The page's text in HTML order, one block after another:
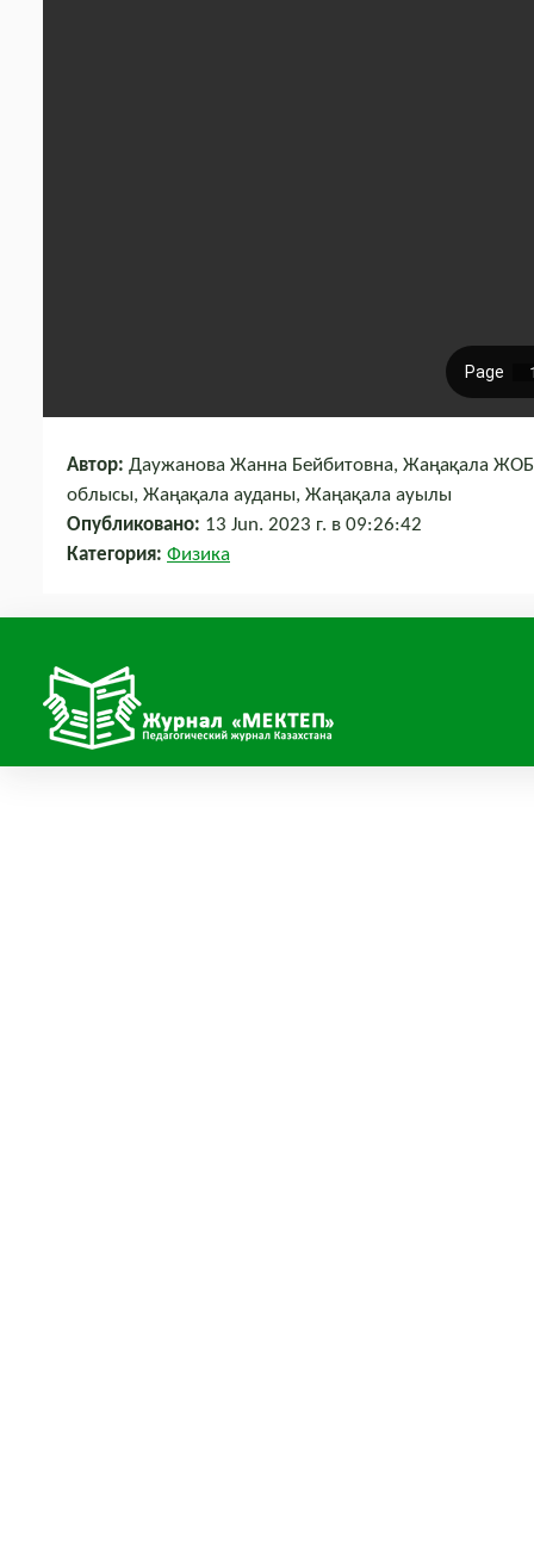
Автор: Даужанова Жанна Бейбитовна, Жаңақала
облысы, Жаңақала ауданы, Жаңақала ауылы
Опубликовано: 13 Jun. 2023 г. в 09:26:42
Категория: Физика